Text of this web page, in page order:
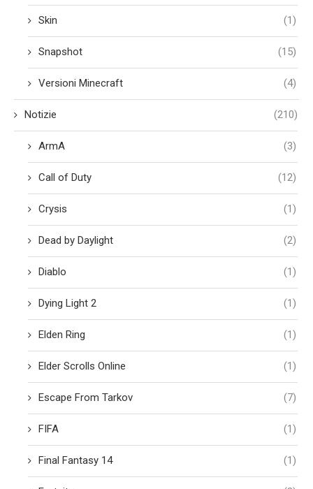
Skin (1)
Snapshot (15)
Versioni Minecraft (4)
Notizie (210)
ArmA (3)
Call of Duty (12)
Crysis (1)
Dead by Daylight (2)
Diablo (1)
Dying Light 2 (1)
Elden Ring (1)
Elder Scrolls Online (1)
Escape From Tarkov (7)
FIFA (1)
Final Fantasy 14 (1)